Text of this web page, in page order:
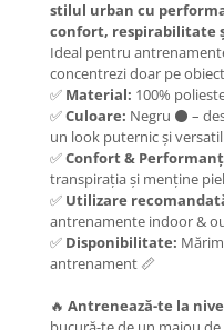
stilul urban cu
confort, respirabilitate
Ideal pentru
concentrezi doar pe
✅ Material: 100%
✅Culoare: Negru ⚫ –
un look puternic și
✅Confort &
transpirația și menține
✅ Utilizare
antrenamente indoor &
✅ Disponibilitate:
antrenament 📏
🔥 Antrenează-te la